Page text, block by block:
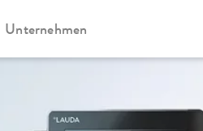
Unternehmen